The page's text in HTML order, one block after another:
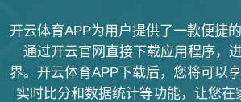
开云体育APP为用户提供了一款便捷
通过开云官网直接下载应用程序，
界。开云体育APP下载后，您将可以
实时比分和数据统计等功能，让您在